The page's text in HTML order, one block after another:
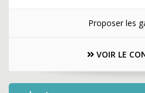
Proposer les
VOIR LE